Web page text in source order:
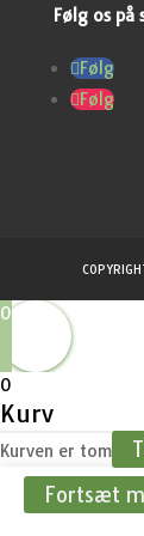
Følg os på
Følg
Følg
0
0
Kurv
Kurven er tom
Fortsæt